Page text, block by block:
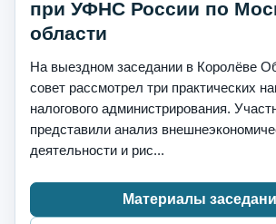
при УФНС России по
области
На выездном заседании в Королёве
совет рассмотрел три практических
налогового администрирования.
представили анализ
деятельности и рис...
Материалы